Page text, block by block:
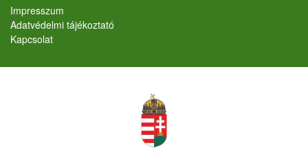
Lábléc
Impresszum
Adatvédelmi tájékoztató
Kapcsolat